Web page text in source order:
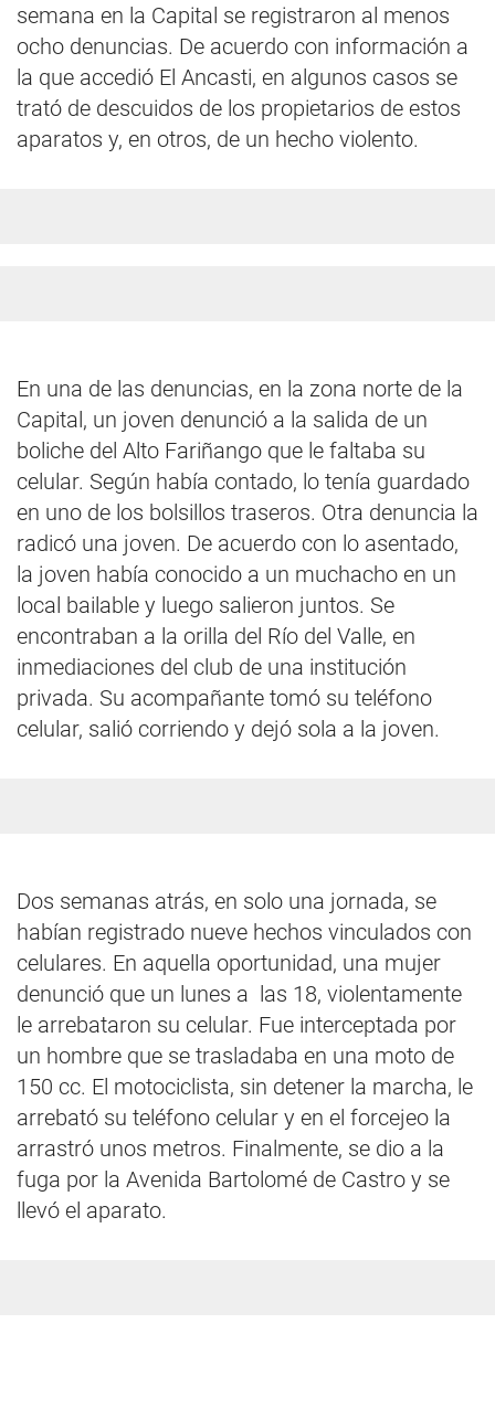
semana en la Capital se registraron al menos
ocho denuncias. De acuerdo con información a
la que accedió El Ancasti, en algunos casos se
trató de descuidos de los propietarios de estos
aparatos y, en otros, de un hecho violento.
En una de las denuncias, en la zona norte de la
Capital, un joven denunció a la salida de un
boliche del Alto Fariñango que le faltaba su
celular. Según había contado, lo tenía guardado
en uno de los bolsillos traseros. Otra denuncia la
radicó una joven. De acuerdo con lo asentado,
la joven había conocido a un muchacho en un
local bailable y luego salieron juntos. Se
encontraban a la orilla del Río del Valle, en
inmediaciones del club de una institución
privada. Su acompañante tomó su teléfono
celular, salió corriendo y dejó sola a la joven.
Dos semanas atrás, en solo una jornada, se
habían registrado nueve hechos vinculados con
celulares. En aquella oportunidad, una mujer
denunció que un lunes a las 18, violentamente
le arrebataron su celular. Fue interceptada por
un hombre que se trasladaba en una moto de
150 cc. El motociclista, sin detener la marcha, le
arrebató su teléfono celular y en el forcejeo la
arrastró unos metros. Finalmente, se dio a la
fuga por la Avenida Bartolomé de Castro y se
llevó el aparato.